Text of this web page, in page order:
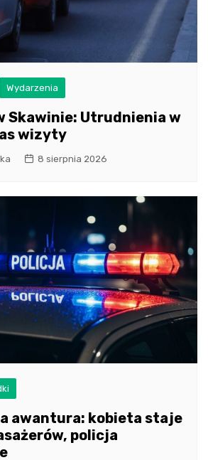
Wydarzenia
Skawinie: Utrudnienia w
wizyty
8 sierpnia 2026
awantura: kobieta staje
policja